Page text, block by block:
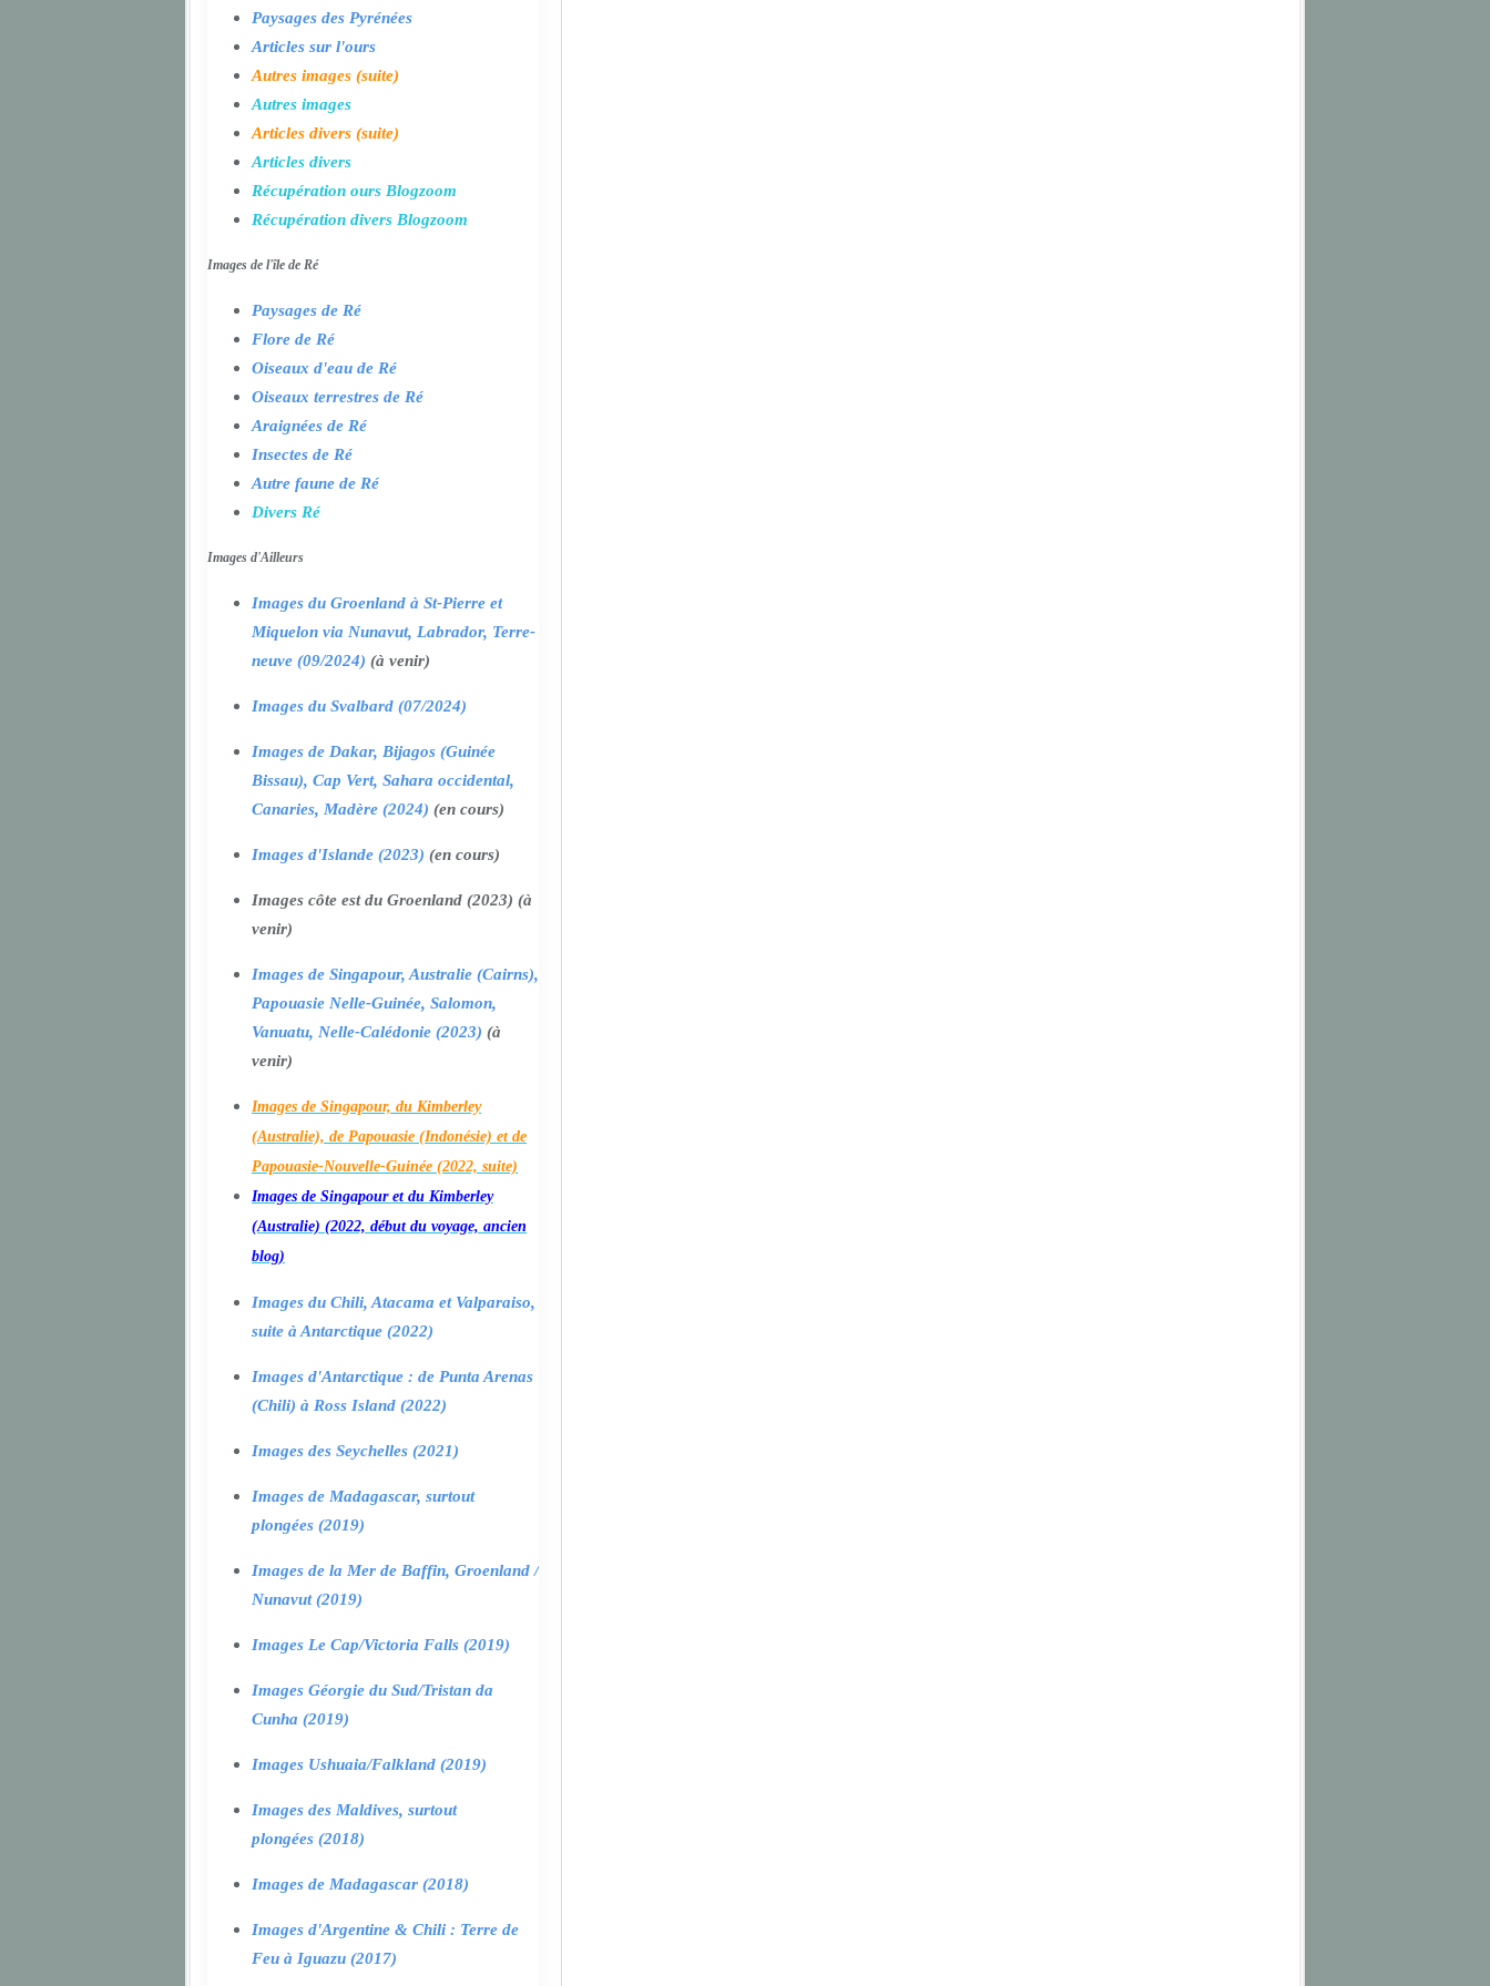
Paysages des Pyrénées
Articles sur l'ours
Autres images (suite)
Autres images
Articles divers (suite)
Articles divers
Récupération ours Blogzoom
Récupération divers Blogzoom
Images de l'île de Ré
Paysages de Ré
Flore de Ré
Oiseaux d'eau de Ré
Oiseaux terrestres de Ré
Araignées de Ré
Insectes de Ré
Autre faune de Ré
Divers Ré
Images d'Ailleurs
Images du Groenland à St-Pierre et
Miquelon via Nunavut, Labrador, Terre-
neuve (09/2024) (à venir)
Images du Svalbard (07/2024)
Images de Dakar, Bijagos (Guinée
Bissau), Cap Vert, Sahara occidental,
Canaries, Madère (2024) (en cours)
Images d'Islande (2023) (en cours)
Images côte est du Groenland (2023) (à
venir)
Images de Singapour, Australie (Cairns),
Papouasie Nelle-Guinée, Salomon,
Vanuatu, Nelle-Calédonie (2023) (à
venir)
Images de Singapour, du Kimberley
(Australie), de Papouasie (Indonésie) et de
Papouasie-Nouvelle-Guinée (2022, suite)
Images de Singapour et du Kimberley
(Australie) (2022, début du voyage, ancien
blog)
Images du Chili, Atacama et Valparaiso,
suite à Antarctique (2022)
Images d'Antarctique : de Punta Arenas
(Chili) à Ross Island (2022)
Images des Seychelles (2021)
Images de Madagascar, surtout
plongées (2019)
Images de la Mer de Baffin, Groenland /
Nunavut (2019)
Images Le Cap/Victoria Falls (2019)
Images Géorgie du Sud/Tristan da
Cunha (2019)
Images Ushuaia/Falkland (2019)
Images des Maldives, surtout
plongées (2018)
Images de Madagascar (2018)
Images d'Argentine & Chili : Terre de
Feu à Iguazu (2017)